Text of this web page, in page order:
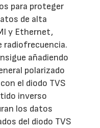
para proteger
de alta
y Ethernet,
radiofrecuencia.
añadiendo
polarizado
el diodo TVS
inverso
los datos
del diodo TVS